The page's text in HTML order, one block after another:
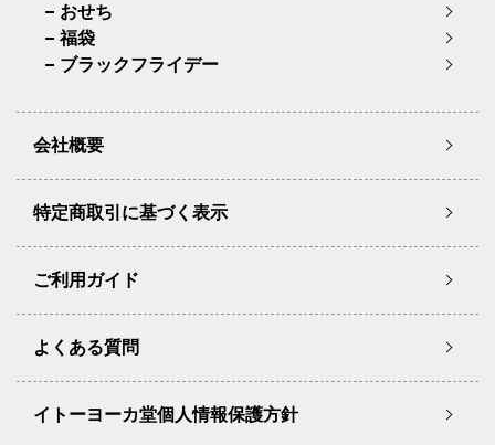
おせち
福袋
ブラックフライデー
会社概要
特定商取引に基づく表示
ご利用ガイド
よくある質問
イトーヨーカ堂個人情報保護方針